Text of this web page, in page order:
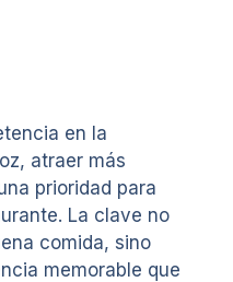
en la
atraer más
prioridad para
La clave no
comida, sino
memorable que